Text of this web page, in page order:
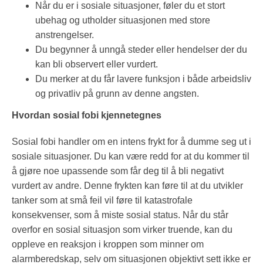
Når du er i sosiale situasjoner, føler du et stort
ubehag og utholder situasjonen med store
anstrengelser.
Du begynner å unngå steder eller hendelser der du
kan bli observert eller vurdert.
Du merker at du får lavere funksjon i både arbeidsliv
og privatliv på grunn av denne angsten.
Hvordan sosial fobi kjennetegnes
Sosial fobi handler om en intens frykt for å dumme seg ut i
sosiale situasjoner. Du kan være redd for at du kommer til
å gjøre noe upassende som får deg til å bli negativt
vurdert av andre. Denne frykten kan føre til at du utvikler
tanker som at små feil vil føre til katastrofale
konsekvenser, som å miste sosial status. Når du står
overfor en sosial situasjon som virker truende, kan du
oppleve en reaksjon i kroppen som minner om
alarmberedskap, selv om situasjonen objektivt sett ikke er